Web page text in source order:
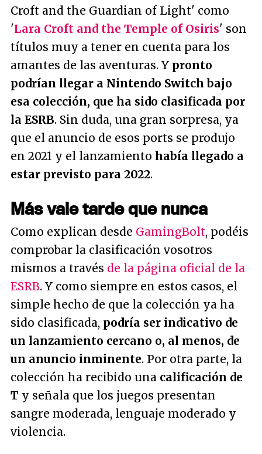
Croft and the Guardian of Light' como
'Lara Croft and the Temple of Osiris' son
títulos muy a tener en cuenta para los
amantes de las aventuras. Y pronto
podrían llegar a Nintendo Switch bajo
esa colección, que ha sido clasificada por
la ESRB. Sin duda, una gran sorpresa, ya
que el anuncio de esos ports se produjo
en 2021 y el lanzamiento había llegado a
estar previsto para 2022.
Más vale tarde que nunca
Como explican desde GamingBolt, podéis
comprobar la clasificación vosotros
mismos a través de la página oficial de la
ESRB. Y como siempre en estos casos, el
simple hecho de que la colección ya ha
sido clasificada, podría ser indicativo de
un lanzamiento cercano o, al menos, de
un anuncio inminente. Por otra parte, la
colección ha recibido una calificación de
T y señala que los juegos presentan
sangre moderada, lenguaje moderado y
violencia.